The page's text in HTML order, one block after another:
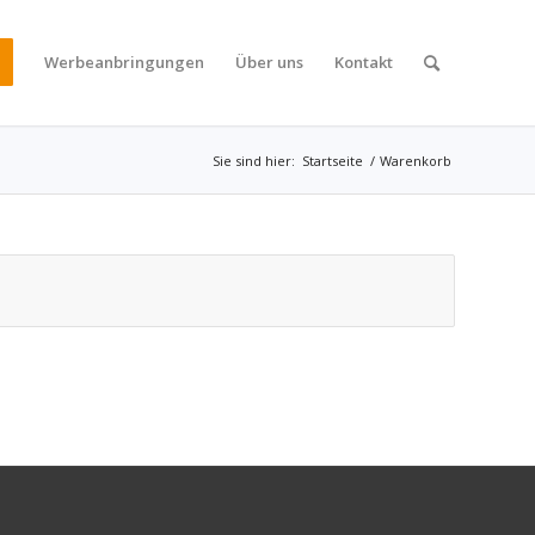
Werbeanbringungen Über uns Kontakt
Sie sind hier: Startseite / Warenkorb